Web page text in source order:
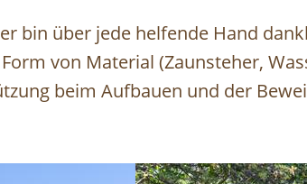
bin über jede helfende Hand
von Material (Zaunsteher,
beim Aufbauen und der
Image